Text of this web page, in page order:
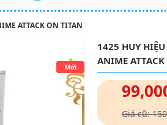
ATTACK ON TITAN
Mới
1425 HUY
ANIME
Giá cũ: